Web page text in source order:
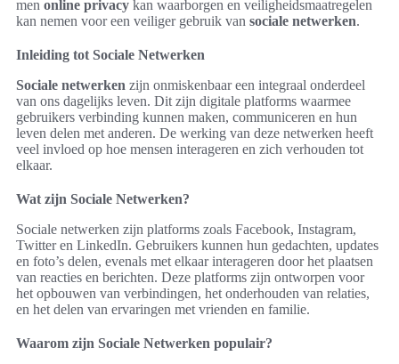
men online privacy kan waarborgen en veiligheidsmaatregelen
kan nemen voor een veiliger gebruik van sociale netwerken.
Inleiding tot Sociale Netwerken
Sociale netwerken zijn onmiskenbaar een integraal onderdeel
van ons dagelijks leven. Dit zijn digitale platforms waarmee
gebruikers verbinding kunnen maken, communiceren en hun
leven delen met anderen. De werking van deze netwerken heeft
veel invloed op hoe mensen interageren en zich verhouden tot
elkaar.
Wat zijn Sociale Netwerken?
Sociale netwerken zijn platforms zoals Facebook, Instagram,
Twitter en LinkedIn. Gebruikers kunnen hun gedachten, updates
en foto’s delen, evenals met elkaar interageren door het plaatsen
van reacties en berichten. Deze platforms zijn ontworpen voor
het opbouwen van verbindingen, het onderhouden van relaties,
en het delen van ervaringen met vrienden en familie.
Waarom zijn Sociale Netwerken populair?